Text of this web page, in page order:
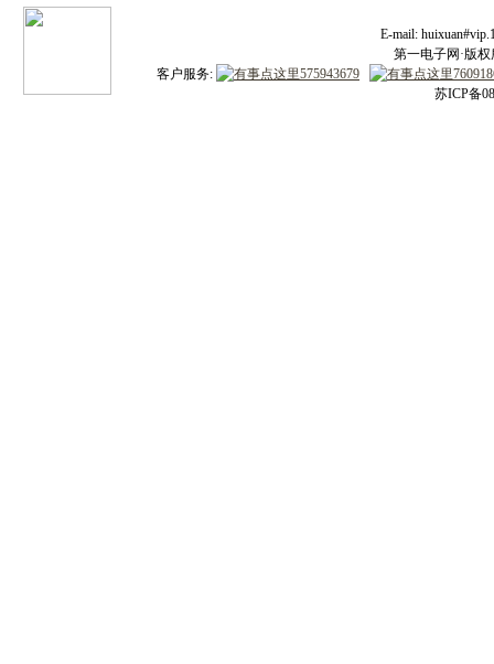
E-mail:
第一电子网·版权
客户服务:
苏ICP备